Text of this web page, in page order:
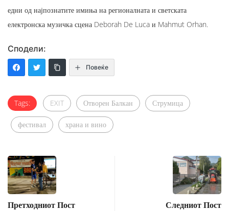
едни од најпознатите имиња на регионалната и светската
електронска музичка сцена Deborah De Luca и Mahmut Orhan.
Сподели:
Повеќе
Tags: EXIT Отворен Балкан Струмица
фестивал храна и вино
Претходниот Пост Следниот Пост